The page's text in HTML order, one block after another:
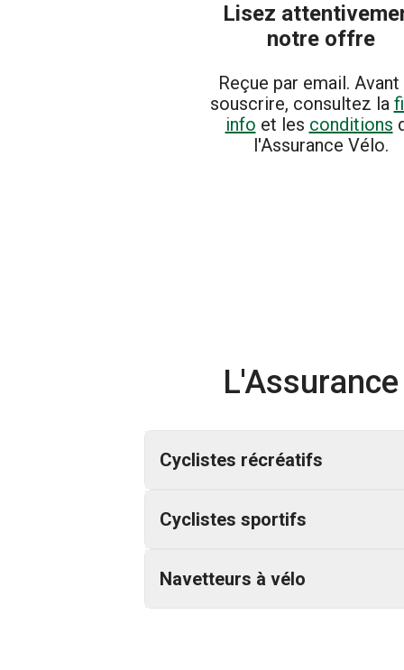
Lisez
notre offre
Reçue par email. Avant
souscrire, consultez la
info et les conditions
l'Assurance Vélo.
Cyclistes récréatifs
Cyclistes sportifs
Navetteurs à vélo